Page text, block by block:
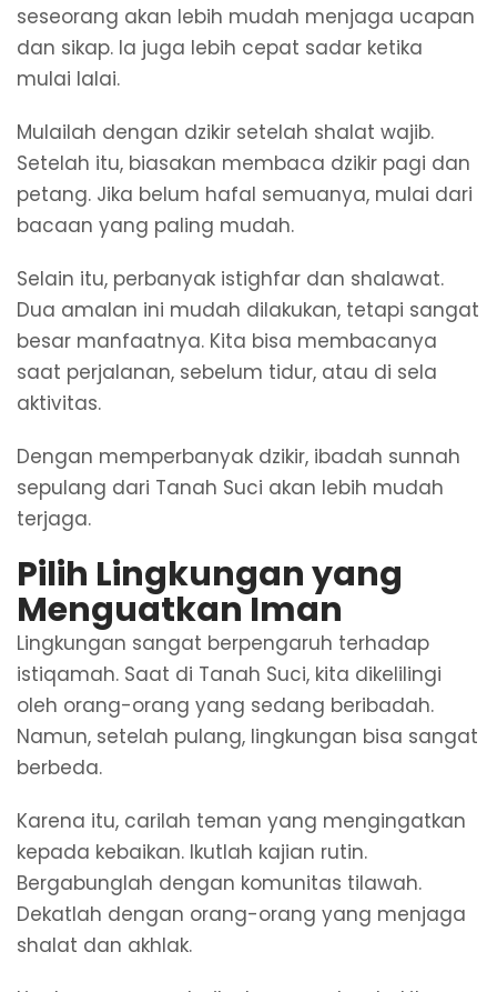
seseorang akan lebih mudah menjaga ucapan
dan sikap. Ia juga lebih cepat sadar ketika
mulai lalai.
Mulailah dengan dzikir setelah shalat wajib.
Setelah itu, biasakan membaca dzikir pagi dan
petang. Jika belum hafal semuanya, mulai dari
bacaan yang paling mudah.
Selain itu, perbanyak istighfar dan shalawat.
Dua amalan ini mudah dilakukan, tetapi sangat
besar manfaatnya. Kita bisa membacanya
saat perjalanan, sebelum tidur, atau di sela
aktivitas.
Dengan memperbanyak dzikir, ibadah sunnah
sepulang dari Tanah Suci akan lebih mudah
terjaga.
Pilih Lingkungan yang
Menguatkan Iman
Lingkungan sangat berpengaruh terhadap
istiqamah. Saat di Tanah Suci, kita dikelilingi
oleh orang-orang yang sedang beribadah.
Namun, setelah pulang, lingkungan bisa sangat
berbeda.
Karena itu, carilah teman yang mengingatkan
kepada kebaikan. Ikutlah kajian rutin.
Bergabunglah dengan komunitas tilawah.
Dekatlah dengan orang-orang yang menjaga
shalat dan akhlak.